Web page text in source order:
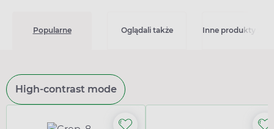
Popularne Oglądali także Inne produkty z
High-contrast mode